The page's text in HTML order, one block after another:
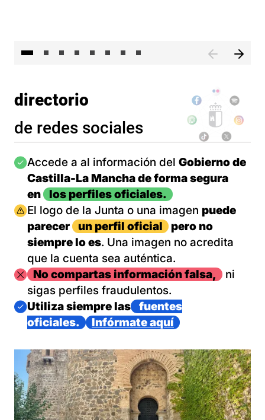
directorio
de redes sociales
Imagen
Accede a al información del Gobierno de
Castilla-La Mancha de forma segura
en
los perfiles oficiales.
Imagen
El logo de la Junta o una imagen puede
parecer
un perfil oficial
pero no
siempre lo es. Una imagen no acredita
que la cuenta sea auténtica.
ImagenNo compartas información falsa,
ni
sigas perfiles fraudulentos.
Imagen
Utiliza siempre las
fuentes
oficiales.
Infórmate aquí